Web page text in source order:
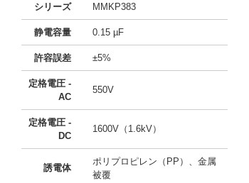
シリーズ MMKP383
静電容量 0.15 µF
許容誤差 ±5%
定格電圧 -
AC
550V
定格電圧 -
DC
1600V（1.6kV）
誘電体
ポリプロピレン（PP）、金属
被覆